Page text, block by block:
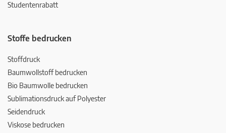
Studentenrabatt
Stoffe bedrucken
Stoffdruck
Baumwollstoff bedrucken
Bio Baumwolle bedrucken
Sublimationsdruck auf Polyester
Seidendruck
Viskose bedrucken